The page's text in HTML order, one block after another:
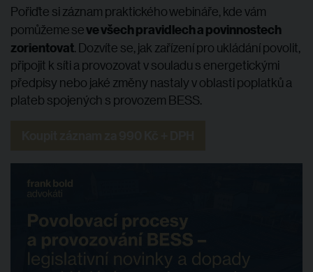
Pořiďte si záznam praktického webináře, kde vám
pomůžeme seve všech pravidlech a povinnostech
zorientovat. Dozvíte se, jak zařízení pro ukládání povolit,
připojit k síti a provozovat v souladu s energetickými
předpisy nebo jaké změny nastaly v oblasti poplatků a
plateb spojených s provozem BESS.